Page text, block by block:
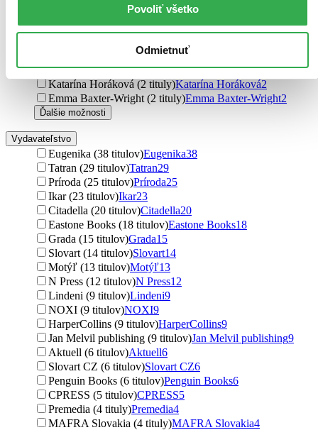
Povoliť všetko
Odmietnuť
Dionýz Dugas (2 tituly)Dionýz Dugas
Jonathan Swift (2 tituly)Jonathan Swift2
Jelena Svitko (2 tituly)Jelena Svitko
Helena Komendová (2 tituly)Helena Komendová2
Katarína Horáková (2 tituly)Katarína Horáková2
Emma Baxter-Wright (2 tituly)Emma Baxter-Wright2
Ďalšie možnosti
Vydavateľstvo
Eugenika (38 titulov)Eugenika38
Tatran (29 titulov)Tatran29
Príroda (25 titulov)Príroda25
Ikar (23 titulov)Ikar23
Citadella (20 titulov)Citadella20
Eastone Books (18 titulov)Eastone Books18
Grada (15 titulov)Grada15
Slovart (14 titulov)Slovart14
Motýľ (13 titulov)Motýľ13
N Press (12 titulov)N Press12
Lindeni (9 titulov)Lindeni9
NOXI (9 titulov)NOXI9
HarperCollins (9 titulov)HarperCollins9
Jan Melvil publishing (9 titulov)Jan Melvil publishing9
Aktuell (6 titulov)Aktuell6
Slovart CZ (6 titulov)Slovart CZ6
Penguin Books (6 titulov)Penguin Books6
CPRESS (5 titulov)CPRESS5
Premedia (4 tituly)Premedia4
MAFRA Slovakia (4 tituly)MAFRA Slovakia4